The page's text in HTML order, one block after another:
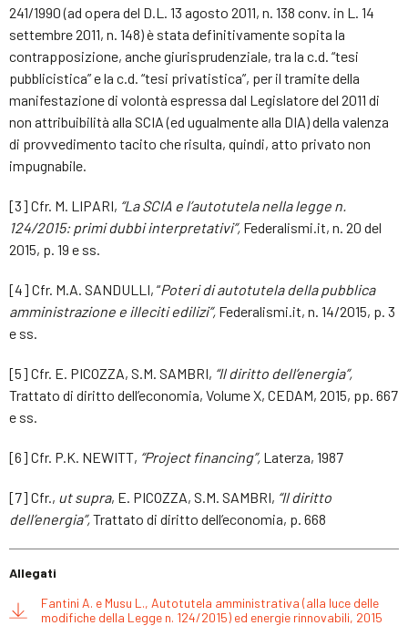
241/1990 (ad opera del D.L. 13 agosto 2011, n. 138 conv. in L. 14
settembre 2011, n. 148) è stata definitivamente sopita la
contrapposizione, anche giurisprudenziale, tra la c.d. “tesi
pubblicistica” e la c.d. “tesi privatistica”, per il tramite della
manifestazione di volontà espressa dal Legislatore del 2011 di
non attribuibilità alla SCIA (ed ugualmente alla DIA) della valenza
di provvedimento tacito che risulta, quindi, atto privato non
impugnabile.
[3] Cfr. M. LIPARI, “La SCIA e l’autotutela nella legge n.
124/2015: primi dubbi interpretativi”, Federalismi.it, n. 20 del
2015, p. 19 e ss.
[4] Cfr. M.A. SANDULLI, “Poteri di autotutela della pubblica
amministrazione e illeciti edilizi”, Federalismi.it, n. 14/2015, p. 3
e ss.
[5] Cfr. E. PICOZZA, S.M. SAMBRI, “Il diritto dell’energia”,
Trattato di diritto dell’economia, Volume X, CEDAM, 2015, pp. 667
e ss.
[6] Cfr. P.K. NEWITT, “Project financing”, Laterza, 1987
[7] Cfr., ut supra, E. PICOZZA, S.M. SAMBRI, “Il diritto
dell’energia”,Trattato di diritto dell’economia, p. 668
Allegati
Fantini A. e Musu L., Autotutela amministrativa (alla luce delle
modifiche della Legge n. 124/2015) ed energie rinnovabili, 2015